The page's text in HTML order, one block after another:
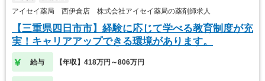
アイセイ薬局 西伊倉店 株式会社アイセイ薬局の薬剤師求人
【三重県四日市市】経験に応じて学べる教育制度が充
実！キャリアアップできる環境があります。
給与 【年収】418万円～806万円